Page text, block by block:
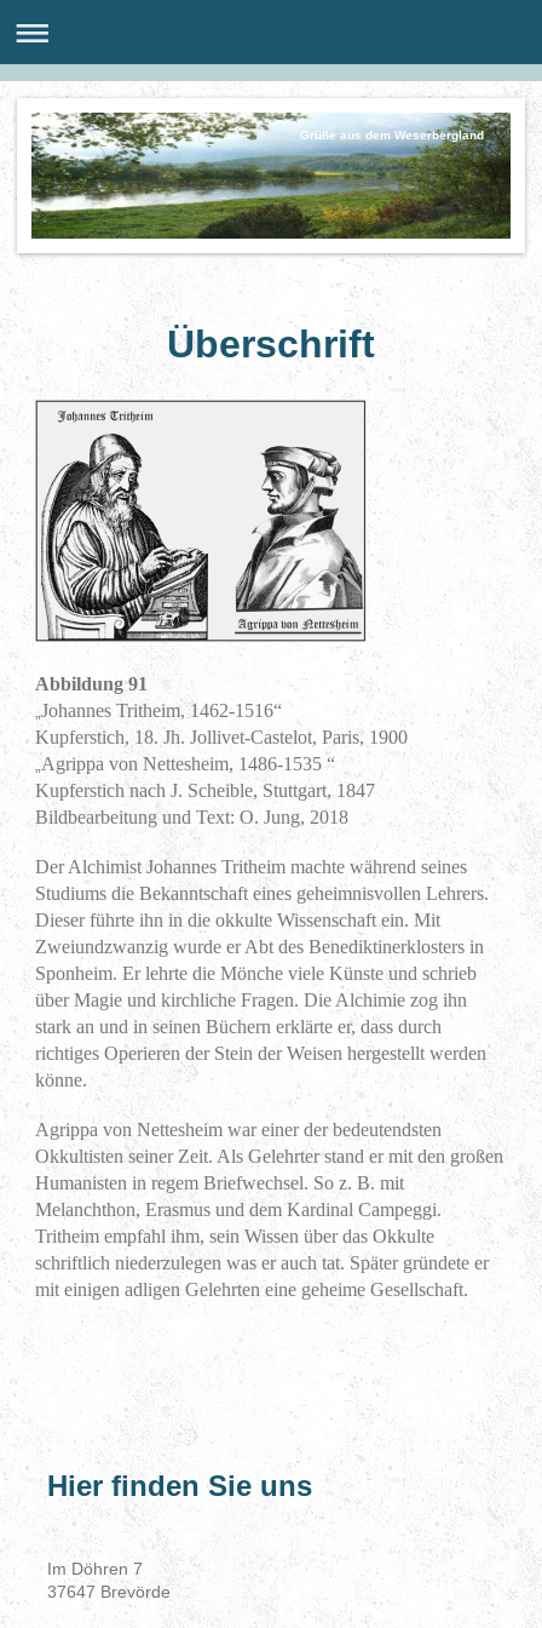
Grüße aus dem Weserbergland
Überschrift
Abbildung 91
Johannes Tritheim, 1462-1516“
Kupferstich, 18. Jh. Jollivet-Castelot, Paris, 1900
Agrippa von Nettesheim, 1486-1535 “
Kupferstich nach J. Scheible, Stuttgart, 1847
Bildbearbeitung und Text: O. Jung, 2018
Der Alchimist Johannes Tritheim machte während seines
Studiums die Bekanntschaft eines geheimnisvollen Lehrers.
Dieser führte ihn in die okkulte Wissenschaft ein. Mit
Zweiundzwanzig wurde er Abt des Benediktinerklosters in
Sponheim. Er lehrte die Mönche viele Künste und schrieb
über Magie und kirchliche Fragen. Die Alchimie zog ihn
stark an und in seinen Büchern erklärte er, dass durch
richtiges Operieren der Stein der Weisen hergestellt werden
könne.
Agrippa von Nettesheim war einer der bedeutendsten
Okkultisten seiner Zeit. Als Gelehrter stand er mit den großen
Humanisten in regem Briefwechsel. So z. B. mit
Melanchthon, Erasmus und dem Kardinal Campeggi.
Tritheim empfahl ihm, sein Wissen über das Okkulte
schriftlich niederzulegen was er auch tat. Später gründete er
mit einigen adligen Gelehrten eine geheime Gesellschaft.
Hier finden Sie uns
Im Döhren 7
37647 Brevörde